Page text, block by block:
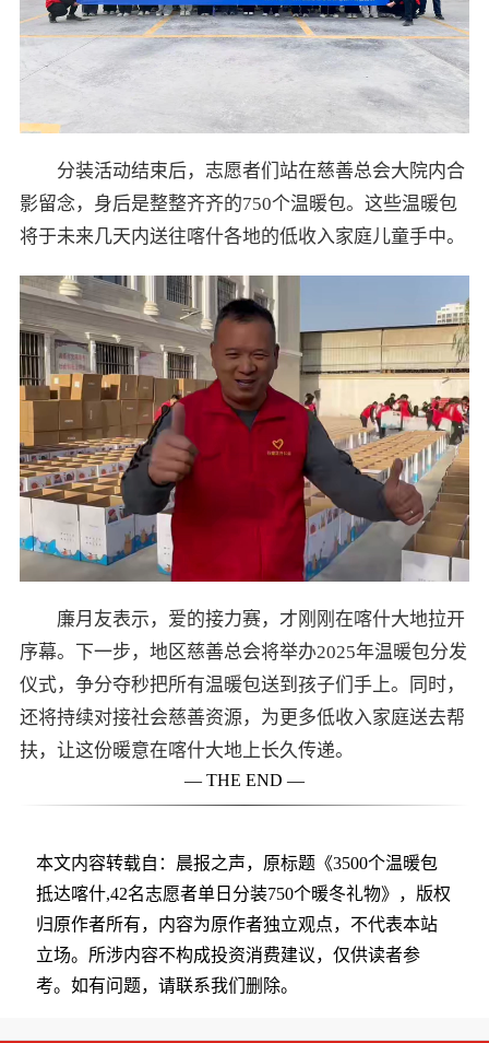
分装活动结束后，志愿者们站在慈善总会大院内合
影留念，身后是整整齐齐的750个温暖包。这些温暖包
将于未来几天内送往喀什各地的低收入家庭儿童手中。
廉月友表示，爱的接力赛，才刚刚在喀什大地拉开
序幕。下一步，地区慈善总会将举办2025年温暖包分发
仪式，争分夺秒把所有温暖包送到孩子们手上。同时，
还将持续对接社会慈善资源，为更多低收入家庭送去帮
扶，让这份暖意在喀什大地上长久传递。
— THE END —
本文内容转载自：晨报之声，原标题《3500个温暖包
抵达喀什,42名志愿者单日分装750个暖冬礼物》，版权
归原作者所有，内容为原作者独立观点，不代表本站
立场。所涉内容不构成投资消费建议，仅供读者参
考。如有问题，请联系我们删除。